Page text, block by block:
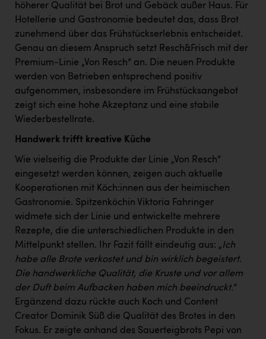
höherer Qualität bei Brot und Gebäck außer Haus. Für
Hotellerie und Gastronomie bedeutet das, dass Brot
zunehmend über das Frühstückserlebnis entscheidet.
Genau an diesem Anspruch setzt Resch&Frisch mit der
Premium-Linie „Von Resch“ an. Die neuen Produkte
werden von Betrieben entsprechend positiv
aufgenommen, insbesondere im Frühstücksangebot
zeigt sich eine hohe Akzeptanz und eine stabile
Wiederbestellrate.
Handwerk trifft kreative Küche
Wie vielseitig die Produkte der Linie „Von Resch“
eingesetzt werden können, zeigen auch aktuelle
Kooperationen mit Köch:innen aus der heimischen
Gastronomie. Spitzenköchin Viktoria Fahringer
widmete sich der Linie und entwickelte mehrere
Rezepte, die die unterschiedlichen Produkte in den
Mittelpunkt stellen. Ihr Fazit fällt eindeutig aus: „Ich
habe alle Brote verkostet und bin wirklich begeistert.
Die handwerkliche Qualität, die Kruste und vor allem
der Duft beim Aufbacken haben mich beeindruckt.“
Ergänzend dazu rückte auch Koch und Content
Creator Dominik Süß die Qualität des Brotes in den
Fokus. Er zeigte anhand des Sauerteigbrots Pepi von